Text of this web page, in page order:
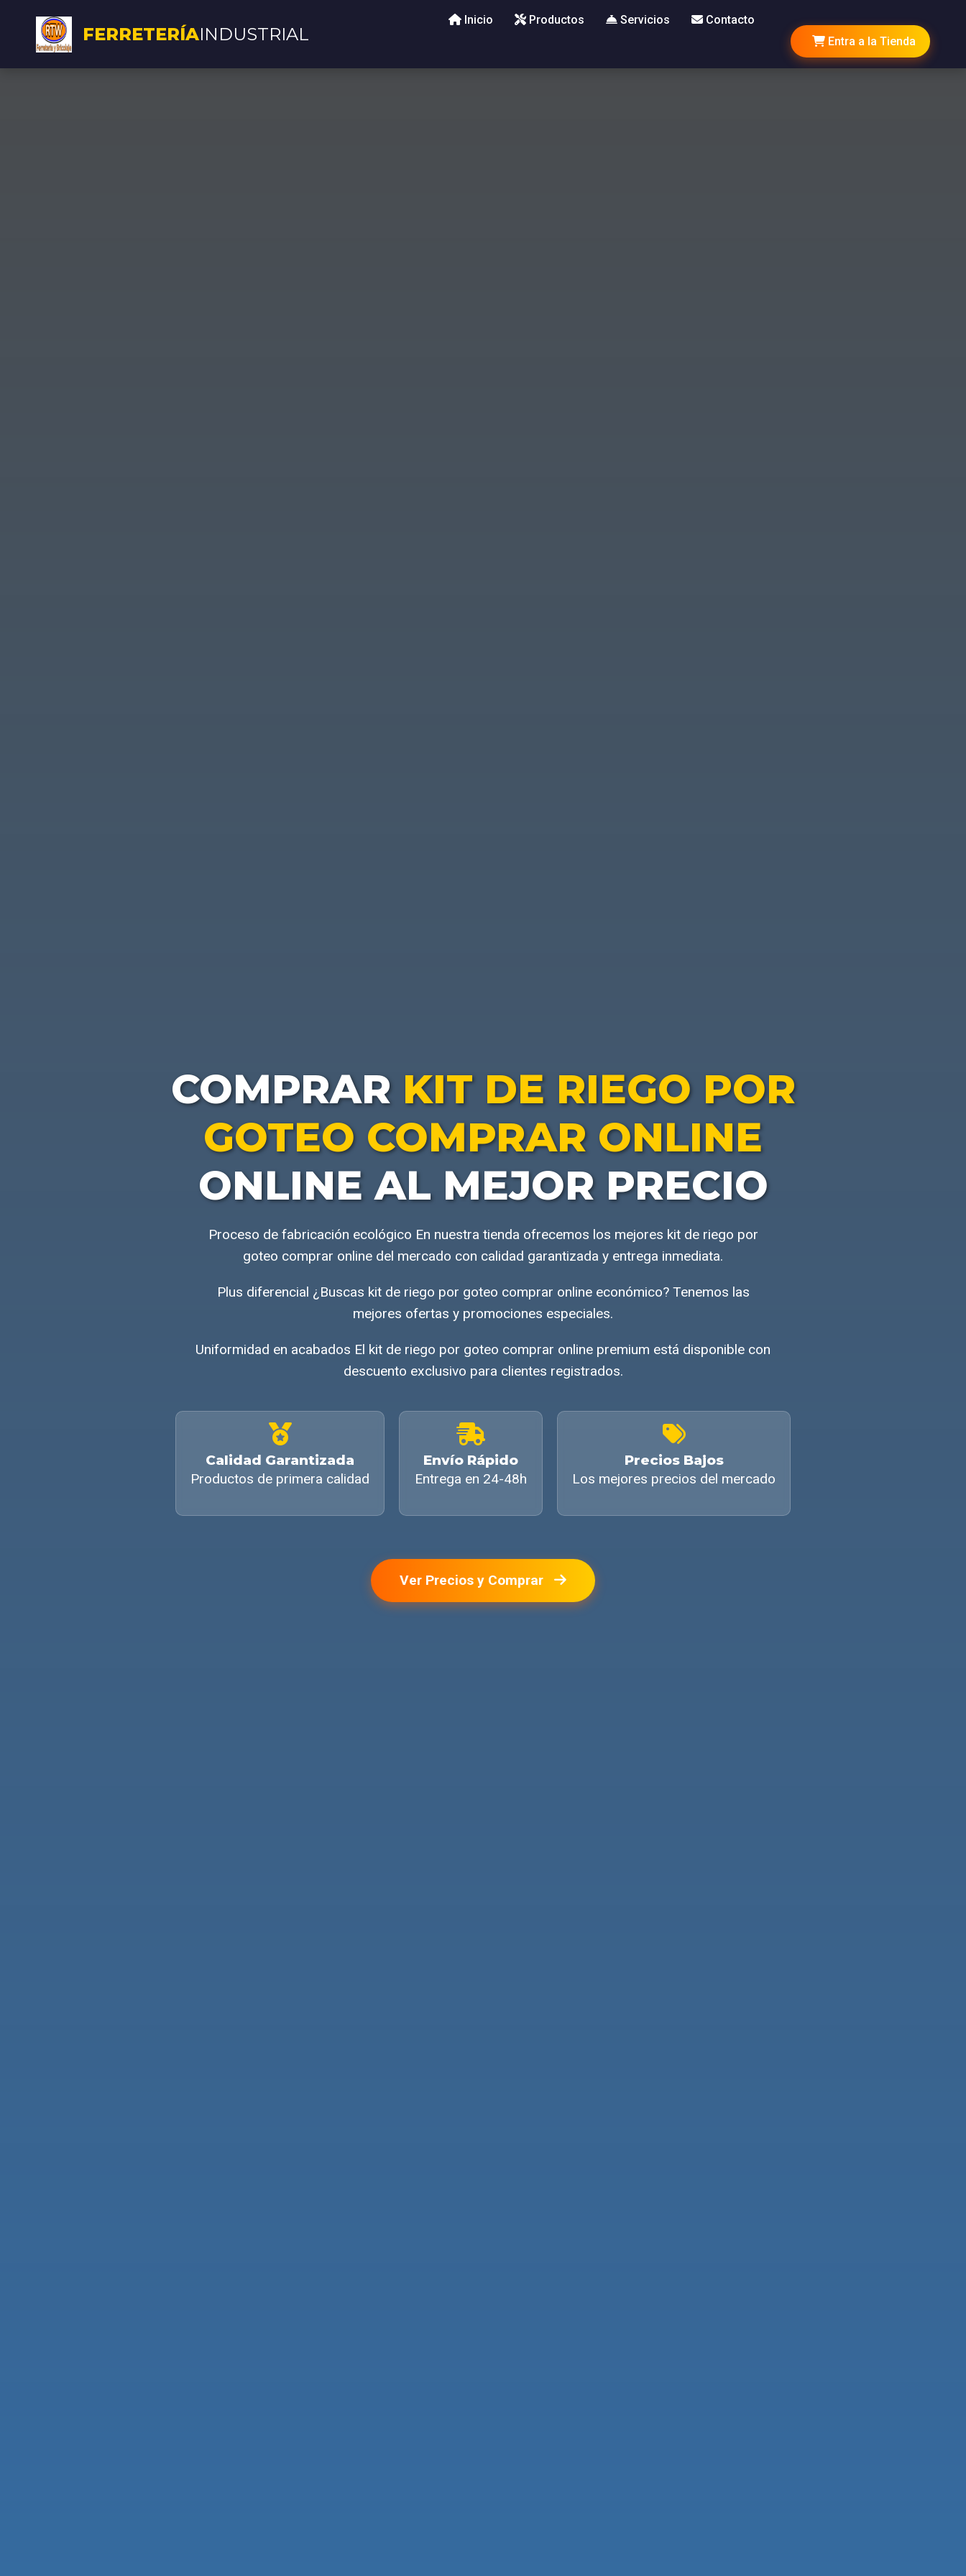
FERRETERÍAINDUSTRIAL
Inicio Productos Servicios
Contacto
Entra a la Tienda
COMPRAR KIT DE RIEGO POR
GOTEO COMPRAR ONLINE
ONLINE AL MEJOR PRECIO
Proceso de fabricación ecológico En nuestra tienda ofrecemos los mejores kit de riego por
goteo comprar online del mercado con calidad garantizada y entrega inmediata.
Plus diferencial ¿Buscas kit de riego por goteo comprar online económico? Tenemos las
mejores ofertas y promociones especiales.
Uniformidad en acabados El kit de riego por goteo comprar online premium está disponible con
descuento exclusivo para clientes registrados.
Calidad Garantizada
Productos de primera calidad
Envío Rápido
Entrega en 24-48h
Precios Bajos
Los mejores precios del mercado
Ver Precios y Comprar